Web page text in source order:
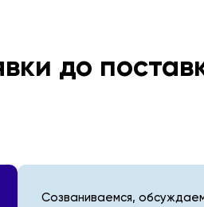
до
Созваниваемся,